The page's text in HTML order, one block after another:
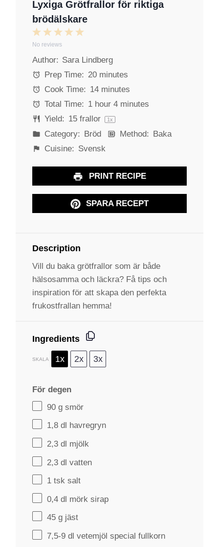
Lyxiga Grötfrallor för riktiga
brödälskare
5
t
r
4
t
a
r
s
3
t
a
r
s
2
S
t
a
r
s
1
S
t
a
No reviews
Author: Sara Lindberg
Prep Time: 20 minutes
Cook Time: 14 minutes
Total Time: 1 hour 4 minutes
Yield: 15frallor 1x
Category: Bröd Method: Baka
Cuisine: Svensk
PRINT RECIPE
SPARA RECEPT
Description
Vill du baka grötfrallor som är både
hälsosamma och läckra? Få tips och
inspiration för att skapa den perfekta
frukostfrallan hemma!
Ingredients
SKALA 1x 2x 3x
För degen
90 g smör
1,8 dl havregryn
2,3 dl mjölk
2,3 dl vatten
1 tsk salt
0,4 dl mörk sirap
45 g jäst
7,5-9 dl vetemjöl special fullkorn